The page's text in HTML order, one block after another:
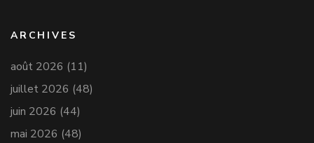
ARCHIVES
août 2026 (11)
juillet 2026 (48)
juin 2026 (44)
mai 2026 (48)